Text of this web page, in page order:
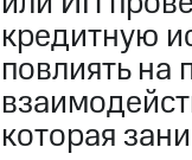
кредитную
повлиять на
которая